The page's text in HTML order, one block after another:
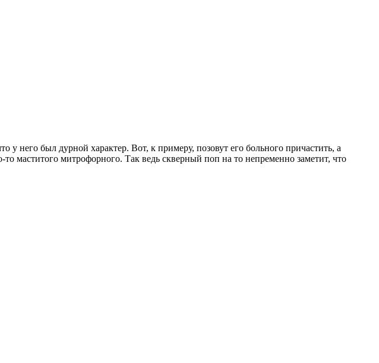
него был дурной характер. Вот, к примеру, позовут его больного причастить, а
маститого митрофорного. Так ведь скверный поп на то непременно заметит, что